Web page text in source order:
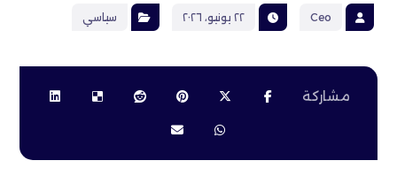
Ceo ٢٢ يونيو، ٢٠٢٦ سياسي